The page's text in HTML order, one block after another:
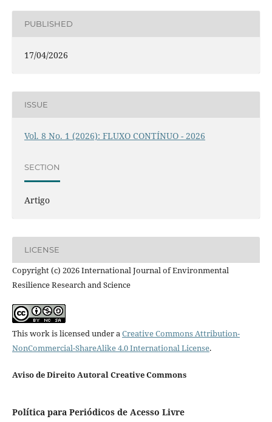
PUBLISHED
17/04/2026
ISSUE
Vol. 8 No. 1 (2026): FLUXO CONTÍNUO - 2026
SECTION
Artigo
LICENSE
Copyright (c) 2026 International Journal of Environmental
Resilience Research and Science
This work is licensed under aCreative Commons Attribution-
NonCommercial-ShareAlike 4.0 International License.
Aviso de Direito Autoral Creative Commons
Política para Periódicos de Acesso Livre